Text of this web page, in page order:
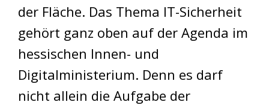
der Fläche. Das Thema IT-Sicherheit
gehört ganz oben auf der Agenda im
hessischen Innen- und
Digitalministerium. Denn es darf
nicht allein die Aufgabe der